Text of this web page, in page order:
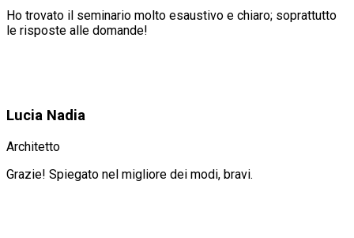
Ho trovato il seminario molto esaustivo e chiaro; soprattutto
le risposte alle domande!
Lucia Nadia
Architetto
Grazie! Spiegato nel migliore dei modi, bravi.